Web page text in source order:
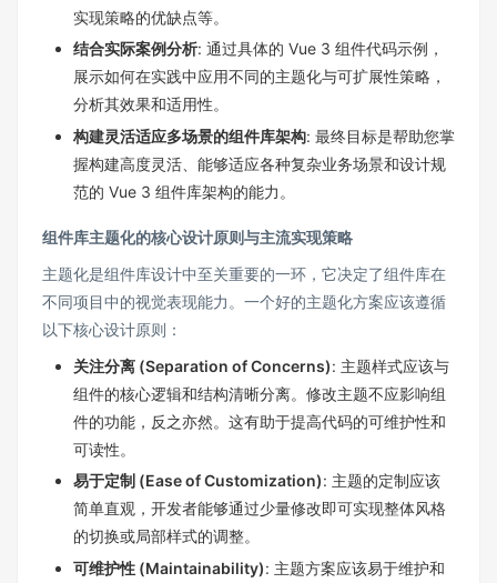
实现策略的优缺点等。
结合实际案例分析: 通过具体的 Vue 3 组件代码示例，
展示如何在实践中应用不同的主题化与可扩展性策略，
分析其效果和适用性。
构建灵活适应多场景的组件库架构: 最终目标是帮助您掌
握构建高度灵活、能够适应各种复杂业务场景和设计规
范的 Vue 3 组件库架构的能力。
组件库主题化的核心设计原则与主流实现策略
主题化是组件库设计中至关重要的一环，它决定了组件库在
不同项目中的视觉表现能力。一个好的主题化方案应该遵循
以下核心设计原则：
关注分离 (Separation of Concerns): 主题样式应该与
组件的核心逻辑和结构清晰分离。修改主题不应影响组
件的功能，反之亦然。这有助于提高代码的可维护性和
可读性。
易于定制 (Ease of Customization): 主题的定制应该
简单直观，开发者能够通过少量修改即可实现整体风格
的切换或局部样式的调整。
可维护性 (Maintainability): 主题方案应该易于维护和